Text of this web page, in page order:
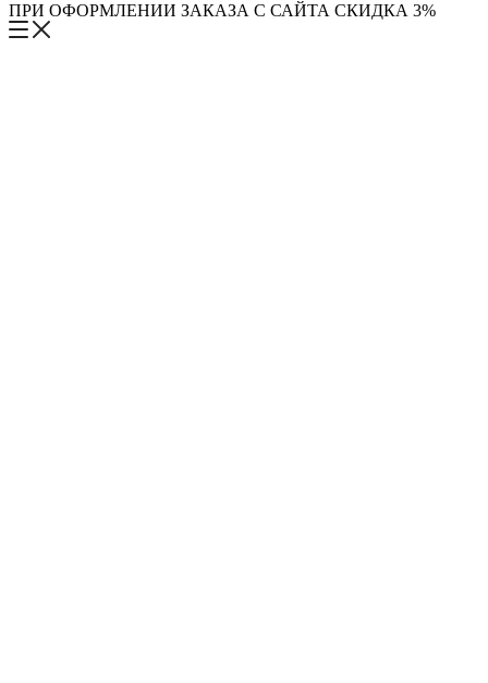
ПРИ ОФОРМЛЕНИИ ЗАКАЗА С САЙТА СКИДКА 3%